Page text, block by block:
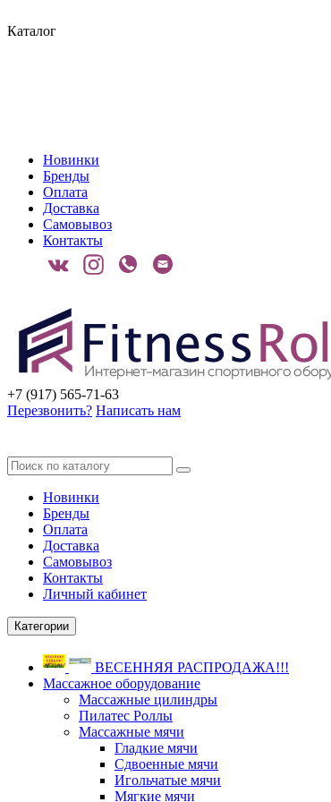
Каталог
Новинки
Бренды
Оплата
Доставка
Самовывоз
Контакты
+7 (917) 565-71-63
Перезвонить? Написать нам
Новинки
Бренды
Оплата
Доставка
Самовывоз
Контакты
Личный кабинет
Категории
ВЕСЕННЯЯ РАСПРОДАЖА!!!
Массажное оборудование
Массажные цилиндры
Пилатес Роллы
Массажные мячи
Гладкие мячи
Сдвоенные мячи
Игольчатые мячи
Мягкие мячи